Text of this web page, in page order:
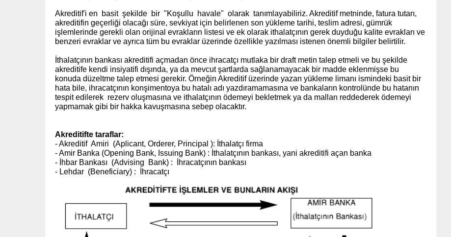
Akreditif'i en basit şekilde bir "Koşullu havale" olarak tanımlayabiliriz. Akreditif metninde, fatura tutarı,
akreditifin geçerliği olacağı süre, sevkiyat için belirlenen son yükleme tarihi, teslim adresi, gümrük
işlemlerinde gerekli olan orijinal evrakların listesi ve ek olarak ithalatçının gerek duyduğu kalite evrakları ve
benzeri evraklar ve ayrıca tüm bu evraklar üzerinde özellikle yazılması istenen önemli bilgiler belirtilir.
İthalatçının bankası akreditifi açmadan önce ihracatçı mutlaka bir draft metin talep etmeli ve bu şekilde
akreditife kendi insiyatifi dışında, ya da mevcut şartlarda sağlanamayacak bir madde eklenmişse bu
konuda düzeltme talep etmesi gerekir. Örneğin Akreditif üzerinde yazan yükleme limanı ismindeki basit bir
hata bile, ihracatçının konşimentoya bu hatalı adı yazdıramamasına ve bankaların kontrolünde bu hatanın
tespit edilerek rezerv oluşmasına ve ithalatçının ödemeyi bekletmek ya da malları reddederek ödemeyi
yapmamak gibi bir hakka kavuşmasına sebep olacaktır.
Akreditifte taraflar:
- Akreditif Amiri (Aplicant, Orderer, Principal ): İthalatçı firma
- Amir Banka (Opening Bank, Issuing Bank) : İthalatçının bankası, yani akreditifi açan banka
- İhbar Bankası (Advising Bank) : İhracatçının bankası
- Lehdar (Beneficiary) : İhracatçı